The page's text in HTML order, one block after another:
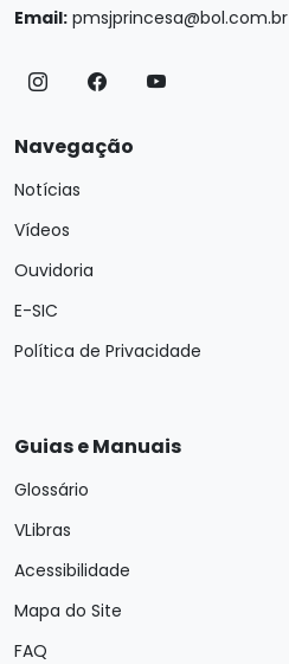
Email: pmsjprincesa@bol.com.br
Navegação
Notícias
Vídeos
Ouvidoria
E-SIC
Política de Privacidade
Guias e Manuais
Glossário
VLibras
Acessibilidade
Mapa do Site
FAQ